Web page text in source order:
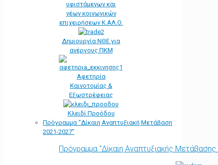
υφιστάμενων και
νέων κοινωνικών
επιχειρήσεων Κ.ΑΛ.Ο.
Δημιουργία ΝΘΕ για
ανέργους ΠΚΜ
Αφετηρία
Kαινοτομίας &
Εξωστρέφειας
Κλειδί Προόδου
Πρόγραμμα “Δίκαιη Αναπτυξιακή Μετάβαση
2021-2027”
Πρόγραμμα "Δίκαιη Αναπτυξιακής